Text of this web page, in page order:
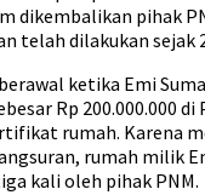
dikembalikan pihak
telah dilakukan sejak
ketika Emi
Rp 200.000.000 di
rumah. Karena
rumah milik
kali oleh pihak PNM.